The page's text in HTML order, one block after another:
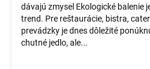
dávajú zmysel Ekologické balenie
trend. Pre reštaurácie, bistra,
prevádzky je dnes dôležité
chutné jedlo, ale...